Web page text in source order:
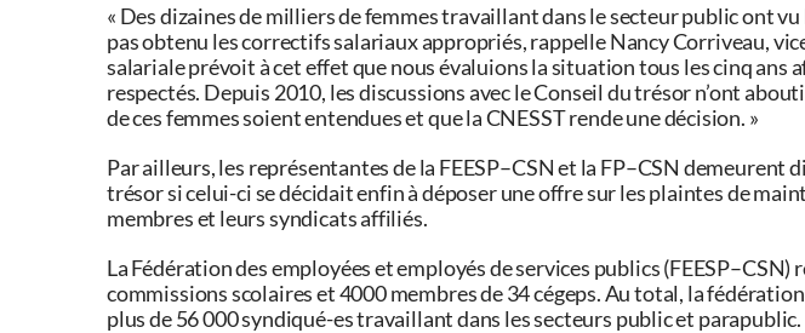
« Des dizaines de milliers de femmes travaillant dans le secteur public ont
pas obtenu les correctifs salariaux appropriés, rappelle Nancy Corriveau,
salariale prévoit à cet effet que nous évaluions la situation tous les cinq ans
respectés. Depuis 2010, les discussions avec le Conseil du trésor n’ont
de ces femmes soient entendues et que la CNESST rende une décision. »
Par ailleurs, les représentantes de la FEESP–CSN et la FP–CSN
trésor si celui-ci se décidait enfin à déposer une offre sur les plaintes de
membres et leurs syndicats affiliés.
La Fédération des employées et employés de services publics
commissions scolaires et 4000 membres de 34 cégeps. Au total, la
plus de 56 000 syndiqué-es travaillant dans les secteurs public et parapublic.